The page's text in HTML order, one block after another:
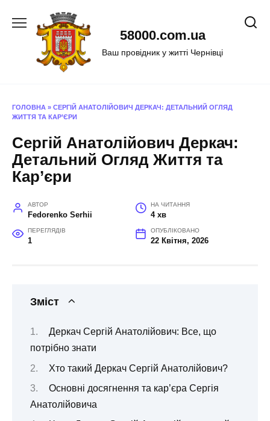
58000.com.ua
Ваш провідник у житті Чернівці
ГОЛОВНА » СЕРГІЙ АНАТОЛІЙОВИЧ ДЕРКАЧ: ДЕТАЛЬНИЙ ОГЛЯД
ЖИТТЯ ТА КАР’ЄРИ
Сергій Анатолійович Деркач:
Детальний Огляд Життя та
Кар’єри
АВТОР
Fedorenko Serhii
НА ЧИТАННЯ
4 хв
ПЕРЕГЛЯДІВ
1
ОПУБЛІКОВАНО
22 Квітня, 2026
Зміст
Деркач Сергій Анатолійович: Все, що
потрібно знати
Хто такий Деркач Сергій Анатолійович?
Основні досягнення та кар’єра Сергія
Анатолійовича